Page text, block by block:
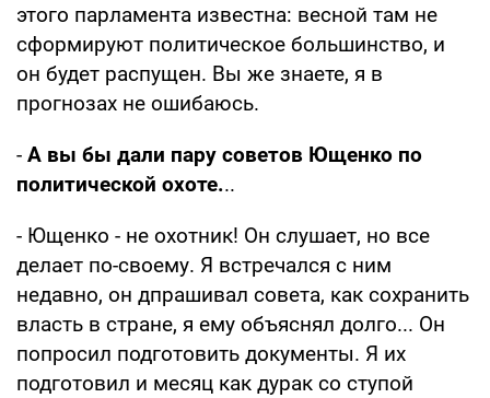
этого парламента известна: весной там не
сформируют политическое большинство, и
он будет распущен. Вы же знаете, я в
прогнозах не ошибаюсь.
- А вы бы дали пару советов Ющенко по
политической охоте...
- Ющенко - не охотник! Он слушает, но все
делает по-своему. Я встречался с ним
недавно, он дпрашивал совета, как сохранить
власть в стране, я ему объяснял долго... Он
попросил подготовить документы. Я их
подготовил и месяц как дурак со ступой